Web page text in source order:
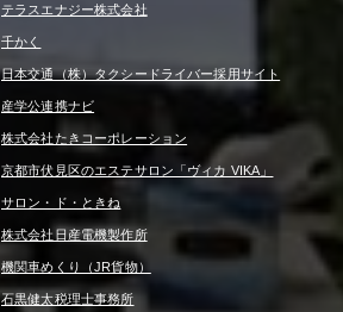
テラスエナジー株式会社
千かく
日本交通（株）タクシードライバー採用サイト
産学公連携ナビ
株式会社たきコーポレーション
京都市伏見区のエステサロン「ヴィカ VIKA」
サロン・ド・ときね
株式会社日産電機製作所
機関車めくり（JR貨物）
石黒健太税理士事務所